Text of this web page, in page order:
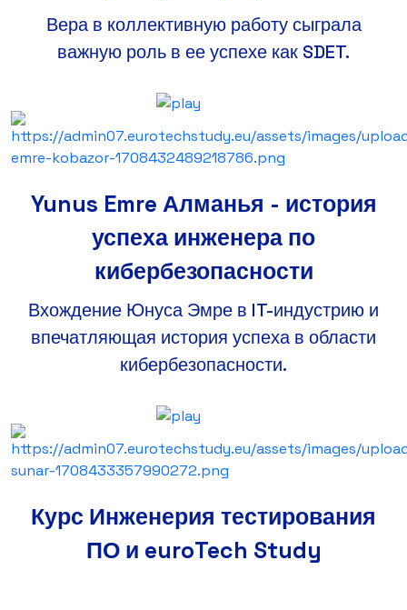
обеспечения
Вера в коллективную работу сыграла
важную роль в ее успехе как SDET.
Yunus Emre Алманья - история
успеха инженера по
кибербезопасности
Вхождение Юнуса Эмре в IT-индустрию и
впечатляющая история успеха в области
кибербезопасности.
Курс Инженерия тестирования
ПО и euroTech Study